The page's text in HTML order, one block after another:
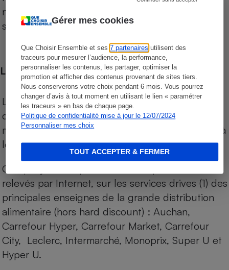
Gérer mes cookies
Que Choisir Ensemble et ses7 partenaires utilisent des
traceurs pour mesurer l’audience, la performance,
personnaliser les contenus, les partager, optimiser la
promotion et afficher des contenus provenant de sites tiers.
Nous conserverons votre choix pendant 6 mois. Vous pourrez
changer d’avis à tout moment en utilisant le lien « paramétrer
les traceurs » en bas de chaque page.
Politique de confidentialité mise à jour le 12/07/2024
Personnaliser mes choix
TOUT ACCEPTER & FERMER
niveau de prix des supermarchés, géolocalisés
sur le territoire français.
Les comparaisons de prix
Les comparaisons sont réalisées sur l’ensemble
des produits des magasins. Les produits de
marques de distributeurs (MDD) sont comparés à
leurs équivalents chez leurs concurrents.
Chaque jour, les prix de tous les produits sont
relevés par Internet, sur les services drives (1) des
principales enseignes de la grande distribution
alimentaire (hors hard discount) : Auchan,
Carrefour Hyper, Carrefour Market, Carrefour
City, Leclerc, Intermarché, Monoprix, Super U et
Hyper U.